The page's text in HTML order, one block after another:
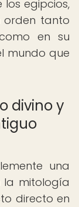
egipcios,
orden tanto
en su
mundo que
divino y
una
mitología
directo en